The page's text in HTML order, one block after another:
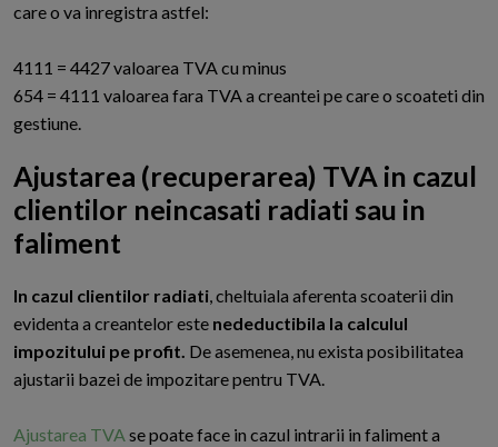
care o va inregistra astfel:
4111 = 4427 valoarea TVA cu minus
654 = 4111 valoarea fara TVA a creantei pe care o scoateti din
gestiune.
Ajustarea (recuperarea) TVA in cazul
clientilor neincasati radiati sau in
faliment
In cazul clientilor radiati, cheltuiala aferenta scoaterii din
evidenta a creantelor este nedeductibila la calculul
impozitului pe profit. De asemenea, nu exista posibilitatea
ajustarii bazei de impozitare pentru TVA.
Ajustarea TVA se poate face in cazul intrarii in faliment a